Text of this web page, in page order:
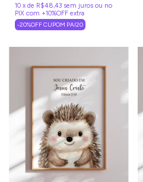
10 x de R$48,43 sem juros
-20%OFF CUPOM PAI20